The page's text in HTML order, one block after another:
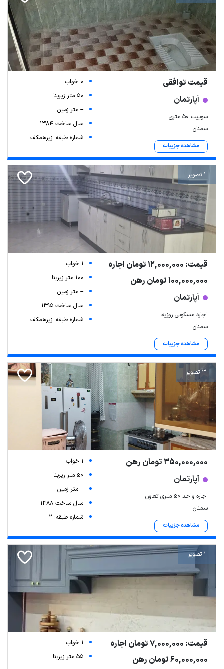
قیمت توافقی
آپارتمان
سوییت ۵۰ متری
سمنان
مشاهده جزییات
0 خواب
50 متر زیربنا
-- متر زمین
سال ساخت 1384
شماره طبقه: زیرهمکف
1 تصویر
قیمت: 12,000,000 تومان اجاره
100,000,000 تومان رهن
آپارتمان
اجاره مسکونی روزیه
سمنان
مشاهده جزییات
1 خواب
100 متر زیربنا
-- متر زمین
سال ساخت 1395
شماره طبقه: زیرهمکف
3 تصویر
350,000,000 تومان رهن
آپارتمان
اجاره واحد ۵۰ متری تعاون
سمنان
مشاهده جزییات
1 خواب
50 متر زیربنا
-- متر زمین
سال ساخت 1388
شماره طبقه: 2
1 تصویر
قیمت: 7,000,000 تومان اجاره
60,000,000 تومان رهن
1 خواب
55 متر زیربنا